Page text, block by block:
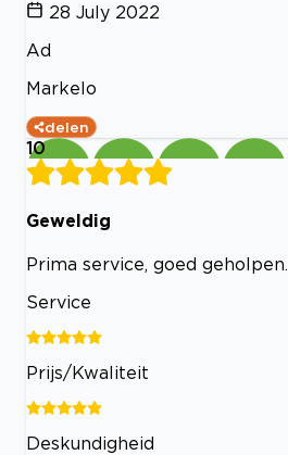
28 July 2022
Ad
Markelo
delen
10
Geweldig
Prima service, goed geholpen.
Service
Prijs/Kwaliteit
Deskundigheid